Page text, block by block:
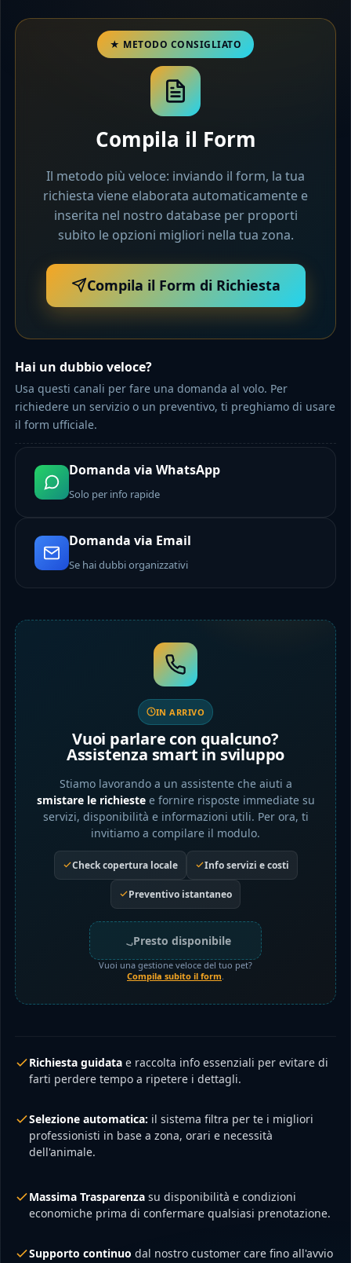
Compila il Form
Il metodo più veloce: inviando il form, la tua
richiesta viene elaborata automaticamente e
inserita nel nostro database per proporti
subito le opzioni migliori nella tua zona.
Compila il Form di Richiesta
Hai un dubbio veloce?
Usa questi canali per fare una domanda al volo. Per
richiedere un servizio o un preventivo, ti preghiamo di usare
il form ufficiale.
Domanda via WhatsApp
Solo per info rapide
Domanda via Email
Se hai dubbi organizzativi
IN ARRIVO
Vuoi parlare con qualcuno?
Assistenza smart in sviluppo
Stiamo lavorando a un assistente che aiuti a
smistare le richiestee fornire risposte immediate su
servizi, disponibilità e informazioni utili. Per ora, ti
invitiamo a compilare il modulo.
Check copertura locale Info servizi e costi
Preventivo istantaneo
Presto disponibile
Vuoi una gestione veloce del tuo pet?
Compila subito il form
Richiesta guidata e raccolta info essenziali per evitare di
farti perdere tempo a ripetere i dettagli.
Selezione automatica: il sistema filtra per te i migliori
professionisti in base a zona, orari e necessità
dell'animale.
Massima Trasparenza su disponibilità e condizioni
economiche prima di confermare qualsiasi prenotazione.
Supporto continuo dal nostro customer care fino all'avvio